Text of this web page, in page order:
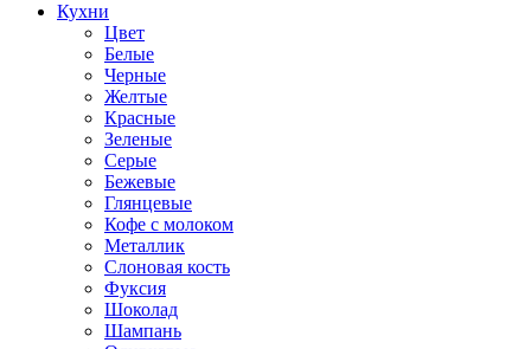
Кухни
Цвет
Белые
Черные
Желтые
Красные
Зеленые
Серые
Бежевые
Глянцевые
Кофе с молоком
Металлик
Слоновая кость
Фуксия
Шоколад
Шампань